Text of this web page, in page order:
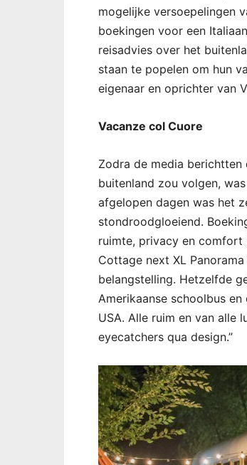
mogelijke versoepelingen
boekingen voor een
reisadvies over het
staan te popelen om hun
eigenaar en oprichter van
Vacanze col Cuore
Zodra de media
buitenland zou volgen,
afgelopen dagen was het
stondroodgloeiend.
ruimte, privacy en comfort
Cottage next XL
belangstelling. Hetzelfde
Amerikaanse schoolbus en
USA. Alle ruim en van alle
eyecatchers qua design.”